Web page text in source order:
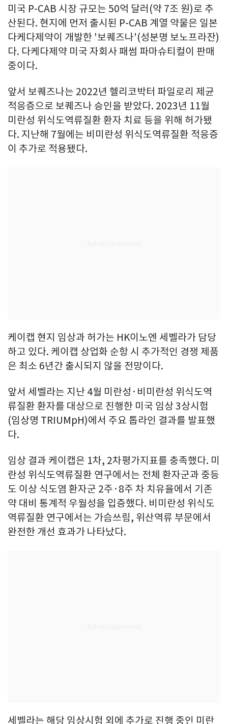
미국 P-CAB 시장 규모는 50억 달러(약 7조 원)로 추
산된다. 현지에 먼저 출시된 P-CAB 계열 약물은 일본
다케다제약이 개발한 '보퀘즈나'(성분명 보노프라잔)
다. 다케다제약 미국 자회사 패썸 파마슈티컬이 판매
중이다.
앞서 보퀘즈나는 2022년 헬리코박터 파일로리 제균
적응증으로 보퀘즈나 승인을 받았다. 2023년 11월
미란성 위식도역류질환 환자 치료 등을 위해 허가됐
다. 지난해 7월에는 비미란성 위식도역류질환 적응증
이 추가로 적용됐다.
케이캡 현지 임상과 허가는 HK이노엔 세벨라가 담당
하고 있다. 케이캡 상업화 순항 시 추가적인 경쟁 제품
은 최소 6년간 출시되지 않을 전망이다.
앞서 세벨라는 지난 4월 미란성·비미란성 위식도역
류질환 환자를 대상으로 진행한 미국 임상 3상시험
(임상명 TRIUMpH)에서 주요 톱라인 결과를 발표했
다.
임상 결과 케이캡은 1차, 2차평가지표를 충족했다. 미
란성 위식도역류질환 연구에서는 전체 환자군과 중등
도 이상 식도염 환자군 2주·8주 차 치유율에서 기존
약 대비 통계적 우월성을 입증했다. 비미란성 위식도
역류질환 연구에서는 가슴쓰림, 위산역류 부문에서
완전한 개선 효과가 나타났다.
세벨라는 해당 임상시험 외에 추가로 진행 중인 미란